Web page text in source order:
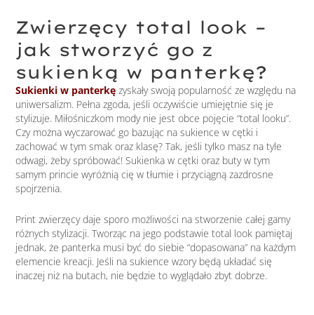
Zwierzęcy total look –
jak stworzyć go z
sukienką w panterkę?
Sukienki w panterkę zyskały swoją popularność ze względu na
uniwersalizm. Pełna zgoda, jeśli oczywiście umiejętnie się je
stylizuje. Miłośniczkom mody nie jest obce pojęcie “total looku”.
Czy można wyczarować go bazując na sukience w cętki i
zachować w tym smak oraz klasę? Tak, jeśli tylko masz na tyle
odwagi, żeby spróbować! Sukienka w cętki oraz buty w tym
samym princie wyróżnią cię w tłumie i przyciągną zazdrosne
spojrzenia.
Print zwierzęcy daje sporo możliwości na stworzenie całej gamy
różnych stylizacji. Tworząc na jego podstawie total look pamiętaj
jednak, że panterka musi być do siebie “dopasowana” na każdym
elemencie kreacji. Jeśli na sukience wzory będą układać się
inaczej niż na butach, nie będzie to wyglądało zbyt dobrze.